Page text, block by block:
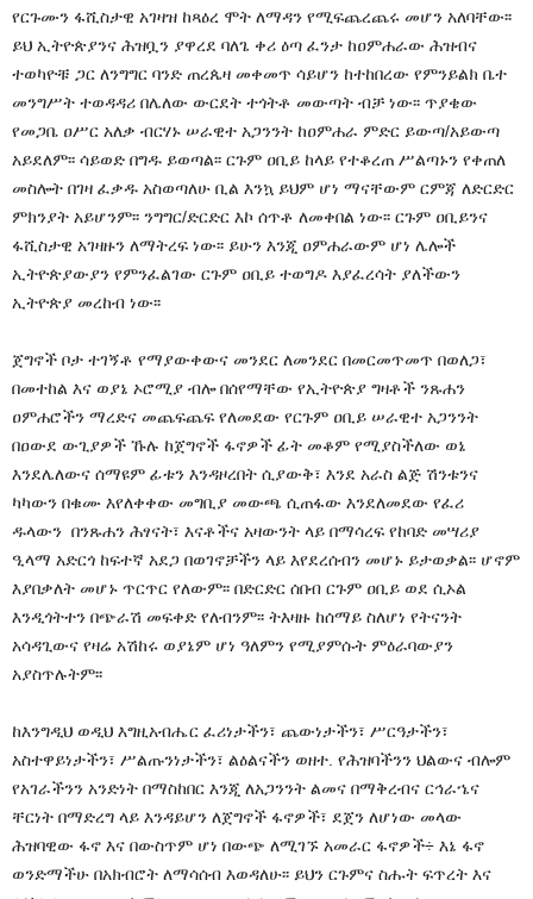
የርጉሙን ፋሺስታዊ አገዛዝ ከጻዕረ ሞት ለማዳን የሚፍጨረጨሩ መሆን አለባቸው፡፡
ይህ ኢትዮጵያንና ሕዝቧን ያዋረደ ባለጌ ቀሪ ዕጣ ፈንታ ከዐምሐራው ሕዝብና
ተወካዮቹ ጋር ለንግግር ባንድ ጠረጴዛ መቀመጥ ሳይሆን ከተከበረው የምንይልክ ቤተ
መንግሥት ተወዳዳሪ በሌለው ውርደት ተጎትቶ መውጣት ብቻ ነው፡፡ ጥያቄው
የመጋቤ ዐሥር አለቃ ብርሃኑ ሠራዊተ አጋንንት ከዐምሐራ ምድር ይውጣ/አይውጣ
አይደለም፡፡ ሳይወድ በግዱ ይወጣል፡፡ ርጉም ዐቢይ ከላይ የተቆረጠ ሥልጣኑን የቀጠለ
መስሎት በገዛ ፈቃዱ አስወጣለሁ ቢል እንኳ ይህም ሆነ ማናቸውም ርምጃ ለድርድር
ምክንያት አይሆንም፡፡ ንግግር/ድርድር እኮ ሰጥቶ ለመቀበል ነው፡፡ ርጉም ዐቢይንና
ፋሺስታዊ አገዛዙን ለማትረፍ ነው፡፡ ይሁን እንጂ ዐምሐራውም ሆነ ሌሎች
ኢትዮጵያውያን የምንፈልገው ርጉም ዐቢይ ተወግዶ እያፈረሳት ያለችውን
ኢትዮጵያ መረከብ ነው፡፡
ጀግኖች ቦታ ተገኝቶ የማያውቀውና መንደር ለመንደር በመርመጥመጥ በወለጋ፣
በመተከል እና ወያኔ ኦሮሚያ ብሎ በሰየማቸው የኢትዮጵያ ግዛቶች ንጹሐን
ዐምሐሮችን ማረድና መጨፍጨፍ የለመደው የርጉም ዐቢይ ሠራዊተ አጋንንት
በዐውደ ውጊያዎች ኹሉ ከጀግኖች ፋኖዎች ፊት መቆም የሚያስችለው ወኔ
እንደሌለውና ሰማዩም ፊቱን እንዳዞረበት ሲያውቅ፣ እንደ አራስ ልጅ ሽንቱንና
ካካውን በቁሙ እየለቀቀው መግቢያ መውጫ ሲጠፋው እንደለመደው የፈሪ
ዱላውን በንጹሐን ሕፃናት፣ እናቶችና አዛውንት ላይ በማሳረፍ የከባድ መሣሪያ
ዒላማ አድርጎ ከፍተኛ አደጋ በወገኖቻችን ላይ እየደረሰብን መሆኑ ይታወቃል፡፡ ሆኖም
እያበቃለት መሆኑ ጥርጥር የለውም፡፡ በድርድር ሰበብ ርጉም ዐቢይ ወደ ሲኦል
እንዲጎትተን በጭራሽ መፍቀድ የለብንም፡፡ ትእዛዙ ከሰማይ ስለሆነ የትናንት
አሳዳጊውና የዛሬ አሽከሩ ወያኔም ሆነ ዓለምን የሚያምሱት ምዕራባውያን
አያስጥሉትም፡፡
ከእንግዲህ ወዲህ እግዚአብሔር ፈሪነታችን፣ ጨውነታችን፣ ሥርዓታችን፣
አስተዋይነታችን፣ ሥልጡንነታችን፣ ልዕልናችን ወዘተ. የሕዝባችንን ህልውና ብሎም
የአገራችንን አንድነት በማስከበር እንጂ ለአጋንንት ልመና በማቅረብና ርኅራኄና
ቸርነት በማድረግ ላይ እንዳይሆን ለጀግኖች ፋኖዎች፣ ደጀን ለሆነው መላው
ሕዝባዊው ፋኖ እና በውስጥም ሆነ በውጭ ለሚገኙ አመራር ፋኖዎች÷ እኔ ፋኖ
ወንድማችሁ በአክብሮት ለማሳሰብ እወዳለሁ፡፡ ይህን ርጉምና ስሑት ፍጥረት እና